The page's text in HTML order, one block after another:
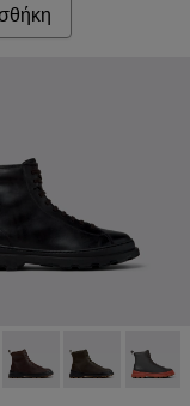
Μποτάκια Για
004
- K300533-001 -
Brutus+ - K300533-
Brutus+ -